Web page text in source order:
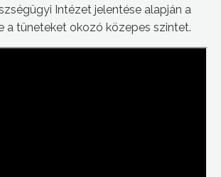
Intézet jelentése alapján a
a tüneteket okozó közepes szintet.